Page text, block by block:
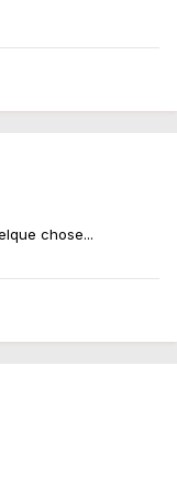
chose...